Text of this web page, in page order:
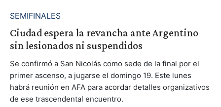
SEMIFINALES
Ciudad espera la revancha ante Argentino
sin lesionados ni suspendidos
Se confirmó a San Nicolás como sede de la final por el
primer ascenso, a jugarse el domingo 19. Este lunes
habrá reunión en AFA para acordar detalles organizativos
de ese trascendental encuentro.